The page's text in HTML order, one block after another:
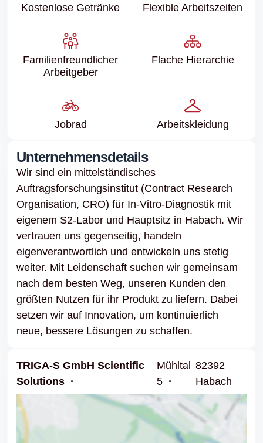
Kostenlose Getränke Flexible Arbeitszeiten
Familien­freundlicher
Arbeitgeber
Flache Hierarchie
Jobrad Arbeits­kleidung
Unternehmensdetails
Wir sind ein mittelständisches
Auftragsforschungsinstitut (Contract Research
Organisation, CRO) für In-Vitro-Diagnostik mit
eigenem S2-Labor und Hauptsitz in Habach. Wir
vertrauen uns gegenseitig, handeln
eigenverantwortlich und entwickeln uns stetig
weiter. Mit Leidenschaft suchen wir gemeinsam
nach dem besten Weg, unseren Kunden den
größten Nutzen für ihr Produkt zu liefern. Dabei
setzen wir auf Innovation, um kontinuierlich
neue, bessere Lösungen zu schaffen.
TRIGA-S GmbH Scientific
Solutions
Mühltal
5
82392
Habach